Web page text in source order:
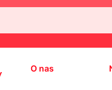
O nas